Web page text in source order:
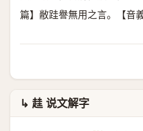
篇】敝跬譽無用之言。【音
↳ 䞨 说文解字